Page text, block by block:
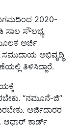
2020-
ಸಾಲ ಸೌಲಭ್ಯ
ಅರ್ಜಿ
ಸಮುದಾಯ ಅಭಿವೃದ್ಧಿ
ತಿಳಿಸಿದ್ದಾರೆ.
“ನಮೂನೆ-ಜಿ”
ಅರ್ಜಿದಾರರ
ಆಧಾರ್ ಕಾರ್ಡ್